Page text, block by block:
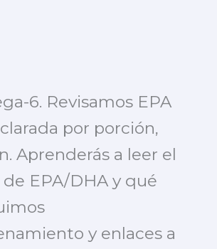
6. Revisamos EPA
por porción,
Aprenderás a leer el
EPA/DHA y qué
y enlaces a